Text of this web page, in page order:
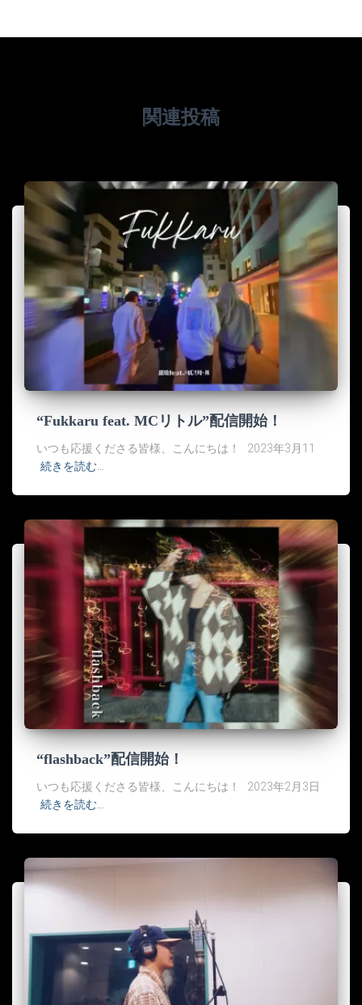
関連投稿
“Fukkaru feat. MCリトル”配信開始！
いつも応援くださる皆様、こんにちは！ 2023年3月11
続きを読む…
“flashback”配信開始！
いつも応援くださる皆様、こんにちは！ 2023年2月3日
続きを読む…